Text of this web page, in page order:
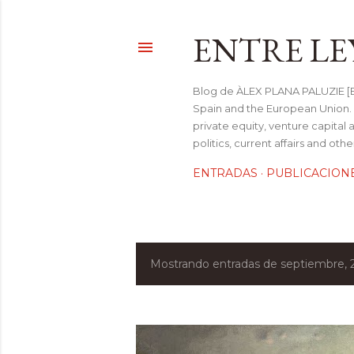
ENTRE
Blog de ÀLEX PLANA
Spain and the European
private equity, venture capital
politics, current affairs and
ENTRADAS
E
t
Mostrando entradas de septiembre,